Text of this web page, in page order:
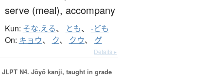
serve (meal), accompany
Kun: そな.える、 とも、 -ども
On: キョウ、 ク、 クウ、 グ
Details ▸
JLPT N4. Jōyō kanji, taught in grade